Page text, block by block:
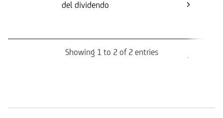
del dividendo
Showing 1 to 2 of 2 entries